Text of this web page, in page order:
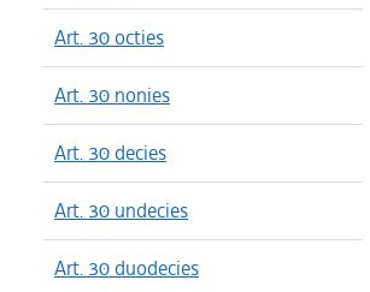
Art. 30 octies
Art. 30 nonies
Art. 30 decies
Art. 30 undecies
Art. 30 duodecies